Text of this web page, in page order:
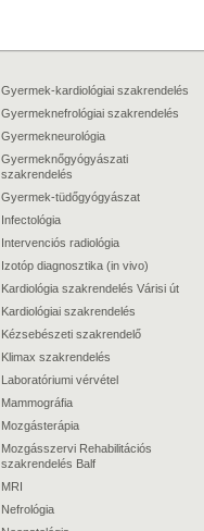
Gyermek-kardiológiai szakrendelés
Gyermeknefrológiai szakrendelés
Gyermekneurológia
Gyermeknőgyógyászati
szakrendelés
Gyermek-tüdőgyógyászat
Infectológia
Intervenciós radiológia
Izotóp diagnosztika (in vivo)
Kardiológia szakrendelés Várisi út
Kardiológiai szakrendelés
Kézsebészeti szakrendelő
Klimax szakrendelés
Laboratóriumi vérvétel
Mammográfia
Mozgásterápia
Mozgásszervi Rehabilitációs
szakrendelés Balf
MRI
Nefrológia